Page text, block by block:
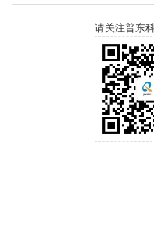
请关注普东